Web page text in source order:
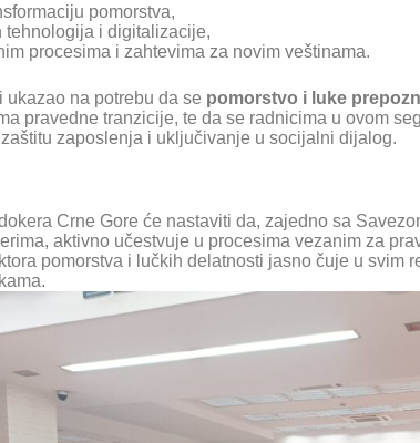
pomorstva,
tehnologija i digitalizacije,
procesima i zahtevima za novim veštinama.
na potrebu da se pomorstvo i luke
pravedne tranzicije, te da se radnicima u ovom
zaposlenja i uključivanje u socijalni dijalog.
Crne Gore će nastaviti da, zajedno sa
aktivno učestvuje u procesima vezanim za
pomorstva i lučkih delatnosti jasno čuje u svim